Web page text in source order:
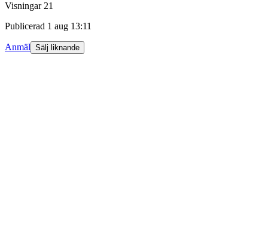
Visningar 21
Publicerad 1 aug 13:11
Anmäl Sälj liknande